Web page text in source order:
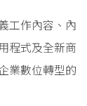
工作內容、內
程式及全新商
業數位轉型的